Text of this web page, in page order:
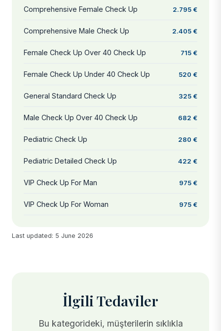
Comprehensive Female Check Up 2.795 €
Comprehensive Male Check Up 2.405 €
Female Check Up Over 40 Check Up 715 €
Female Check Up Under 40 Check Up 520 €
General Standard Check Up 325 €
Male Check Up Over 40 Check Up 682 €
Pediatric Check Up 280 €
Pediatric Detailed Check Up 422 €
VIP Check Up For Man 975 €
VIP Check Up For Woman 975 €
Last updated: 5 June 2026
İlgili Tedaviler
Bu kategorideki, müşterilerin sıklıkla